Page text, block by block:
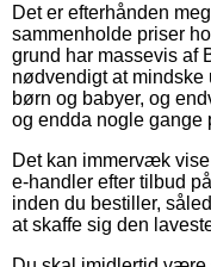
Det er efterhånden
sammenholde priser
grund har massevis af
nødvendigt at mindske
børn og babyer, og
og endda nogle gange
Det kan immervæk
e-handler efter tilbud
inden du bestiller,
at skaffe sig den